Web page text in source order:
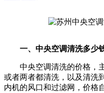
一、中央空调清洗多少
中央空调清洗的价格，主
或者两者都清洗，以及清洗
内机的风口和过滤网，价格